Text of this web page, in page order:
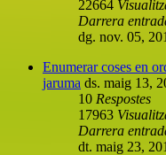
22664
Darrera
dg. nov. 05,
Enumerar coses en
jaruma ds. maig 13,
10 Respostes
17963
Darrera
dt. maig 23,